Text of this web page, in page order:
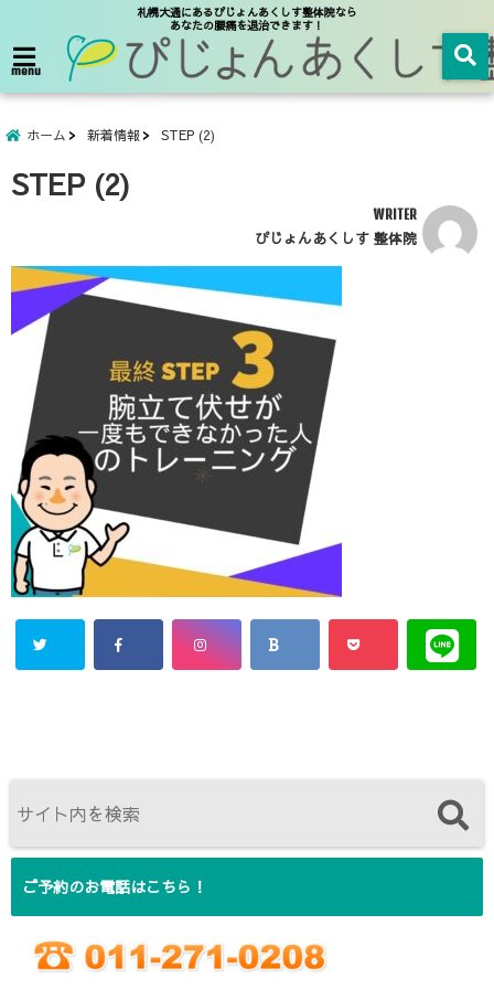
札幌大通にあるぴじょんあくしす整体院なら
あなたの腰痛を退治できます！
menu
ホーム 新着情報 STEP (2)
STEP (2)
WRITER
ぴじょんあくしす 整体院
ご予約のお電話はこちら！